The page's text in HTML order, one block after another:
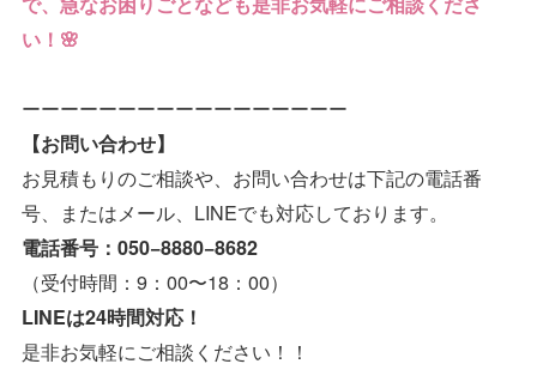
い！🌸
ーーーーーーーーーーーーーーーーー
【お問い合わせ】
お見積もりのご相談や、お問い合わせは下記の電話番
号、またはメール、LINEでも対応しております。
電話番号：050−8880−8682
（受付時間：9：00〜18：00）
LINEは24時間対応！
是非お気軽にご相談ください！！